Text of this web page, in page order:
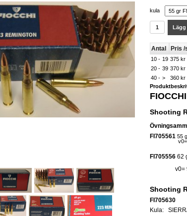
kula
Lägg
Antal Pris /
10 - 19 375 kr
20 - 39 370 kr
40 - >
360 kr
Shooting
FI705561 55
v0=
FI705556 62
v0=
Shooting
FI705630
Kula: